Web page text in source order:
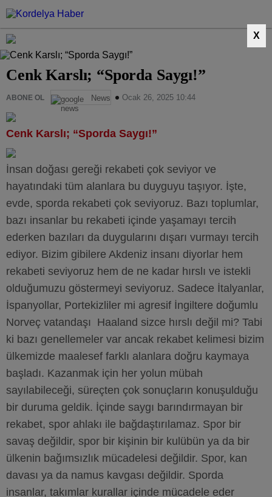
X
Cenk Karslı; “Sporda Saygı!”
ABONE OL News Ocak 26, 2025 10:44
Cenk Karslı; “Sporda Saygı!”
İnsan doğası gereği rekabeti çok seviyor ve
hayatındaki tüm alanlara bu duyguyu taşıyor. İşte,
evde, sporda rekabeti çok seviyoruz. Bazı toplumlar,
bazı insanlar bu rekabeti içinde yaşamayı tercih
ederken bazıları da duygularını dışarı vurmayı tercih
ediyor. Bizim gibilere Akdeniz insanı diyorlar hem
rekabeti seviyoruz hem de ne kadar hırslı ve istekli
olduğumuzu göstermeyi seviyoruz. Sadece İtalyanlar,
İspanyollar, Portekizliler mi agresif İngiltere doğumlu
Norveç vatandaşı Haaland sizce hırslı değil mi? Tabi
ki bazı genellemeler var ancak rekabet kelimesi bizim
ülkemizde maalesef farklı alanlara doğru kaymaya
başladı. Kazanmak için her yolun mübah
sayılabileceği, süreçten çok sonuçların konuşulduğu
bir duruma geldik. İçinde saygı barındırmayan bir
rekabet, spor ahlakı ile bağdaştırılamaz. Spor bir
savaş değildir, spor bir kişinin bir kulübün ya da bir
ülkenin bağımsızlık mücadelesi değildir. Spor, kan
davası ya da namus kavgası değildir. Sporda
insanlar, takımlar kurallar içinde mücadele eder